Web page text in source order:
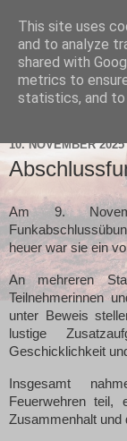
10. NOVEMBER 2025
Am 9.
heuer war sie ein
An mehreren
Teilnehmerinnen
unter Beweis
lustige
Geschicklichkeit
Insgesamt
Feuerwehren teil,
Zusammenhalt und
This site uses
and to analyze
shared with
metrics to
statistics, and to